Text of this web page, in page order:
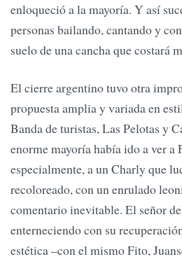
enloqueció a la mayoría. Y así
personas bailando, cantando y
suelo de una cancha que costará
El cierre argentino tuvo otra
propuesta amplia y variada en
Banda de turistas, Las Pelotas y
enorme mayoría había ido a ver a
especialmente, a un Charly que
recoloreado, con un enrulado
comentario inevitable. El señor
enterneciendo con su
estética –con el mismo Fito,